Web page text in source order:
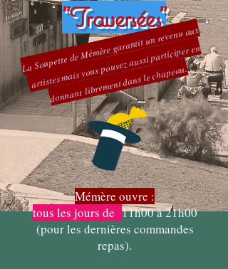
"Traversées"
La Soupette de
Mémère garantit un revenu aux
artistes mais vous pouvez aussi participer en
donnantlibrement dans le chapeau.
Mémère ouvre :
tous les jours de 11h00 à 21h00
(pour les dernières commandes
repas).